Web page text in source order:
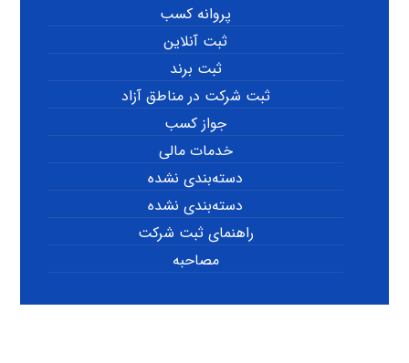
پروانه کسب
ثبت آنلاین
ثبت برند
ثبت شرکت در مناطق آزاد
جواز کسب
خدمات مالی
دسته‌بندی نشده
دسته‌بندی نشده
راهنمای ثبت شرکت
مصاحبه